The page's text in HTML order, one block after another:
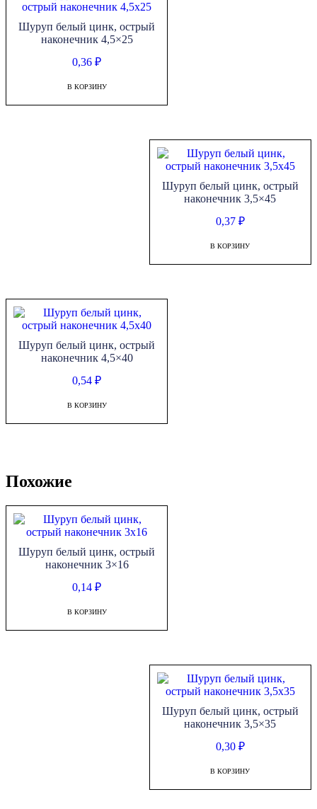
Шуруп белый цинк, острый
наконечник 4,5×25
0,36₽
В КОРЗИНУ
Шуруп белый цинк, острый
наконечник 3,5×45
0,37 ₽
В КОРЗИНУ
Шуруп белый цинк, острый
наконечник 4,5×40
0,54₽
В КОРЗИНУ
Похожие
Шуруп белый цинк, острый
наконечник 3×16
0,14₽
В КОРЗИНУ
Шуруп белый цинк, острый
наконечник 3,5×35
0,30 ₽
В КОРЗИНУ